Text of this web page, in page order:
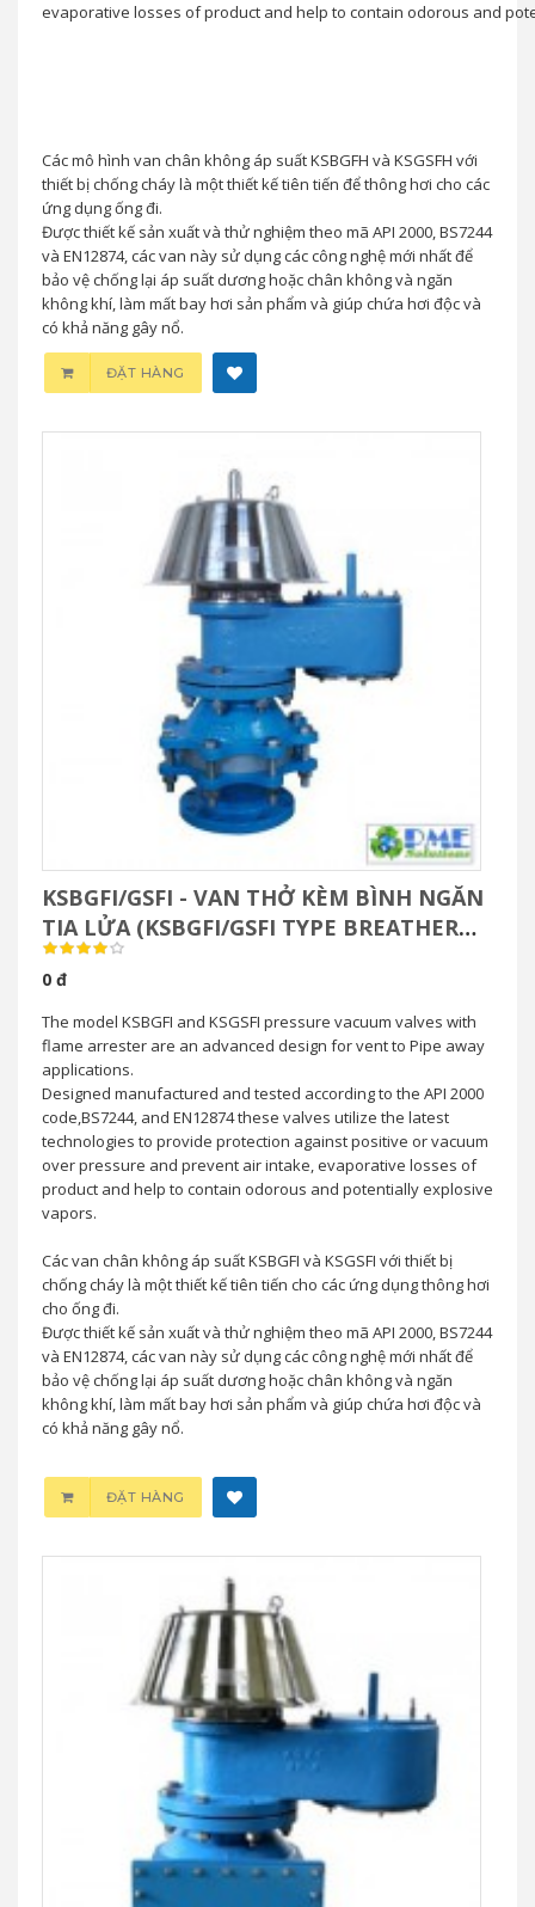
evaporative losses of product and help to contain odorous and
Các mô hình van chân không áp suất KSBGFH và KSGSFH với
thiết bị chống cháy là một thiết kế tiên tiến để thông hơi cho các
ứng dụng ống đi.
Được thiết kế sản xuất và thử nghiệm theo mã API 2000, BS7244
và EN12874, các van này sử dụng các công nghệ mới nhất để
bảo vệ chống lại áp suất dương hoặc chân không và ngăn
không khí, làm mất bay hơi sản phẩm và giúp chứa hơi độc và
có khả năng gây nổ.
ĐẶT HÀNG
KSBGFI/GSFI - VAN THỞ KÈM BÌNH NGĂN
TIA LỬA (KSBGFI/GSFI TYPE BREATHER
VALVE WITH FLAME ARRSTER)
0 đ
The model KSBGFI and KSGSFI pressure vacuum valves with
flame arrester are an advanced design for vent to Pipe away
applications.
Designed manufactured and tested according to the API 2000
code,BS7244, and EN12874 these valves utilize the latest
technologies to provide protection against positive or vacuum
over pressure and prevent air intake, evaporative losses of
product and help to contain odorous and potentially explosive
vapors.
Các van chân không áp suất KSBGFI và KSGSFI với thiết bị
chống cháy là một thiết kế tiên tiến cho các ứng dụng thông hơi
cho ống đi.
Được thiết kế sản xuất và thử nghiệm theo mã API 2000, BS7244
và EN12874, các van này sử dụng các công nghệ mới nhất để
bảo vệ chống lại áp suất dương hoặc chân không và ngăn
không khí, làm mất bay hơi sản phẩm và giúp chứa hơi độc và
có khả năng gây nổ.
ĐẶT HÀNG